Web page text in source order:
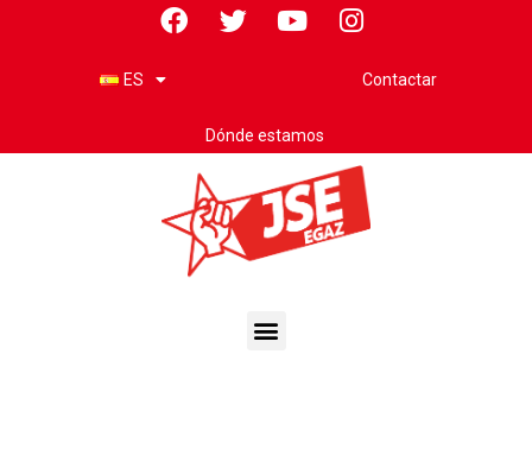
ES Contactar
Dónde estamos